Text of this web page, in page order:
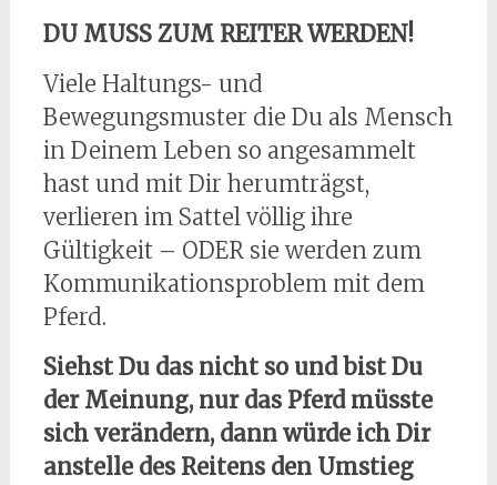
DU MUSS ZUM REITER WERDEN!
Viele Haltungs- und
Bewegungsmuster die Du als Mensch
in Deinem Leben so angesammelt
hast und mit Dir herumträgst,
verlieren im Sattel völlig ihre
Gültigkeit – ODER sie werden zum
Kommunikationsproblem mit dem
Pferd.
Siehst Du das nicht so und bist Du
der Meinung, nur das Pferd müsste
sich verändern, dann würde ich Dir
anstelle des Reitens den Umstieg